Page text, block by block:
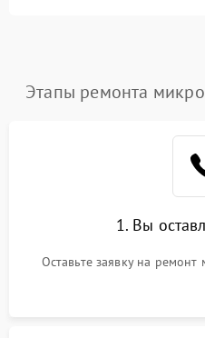
Этапы ремонта
1. Вы
Оставьте заявку на